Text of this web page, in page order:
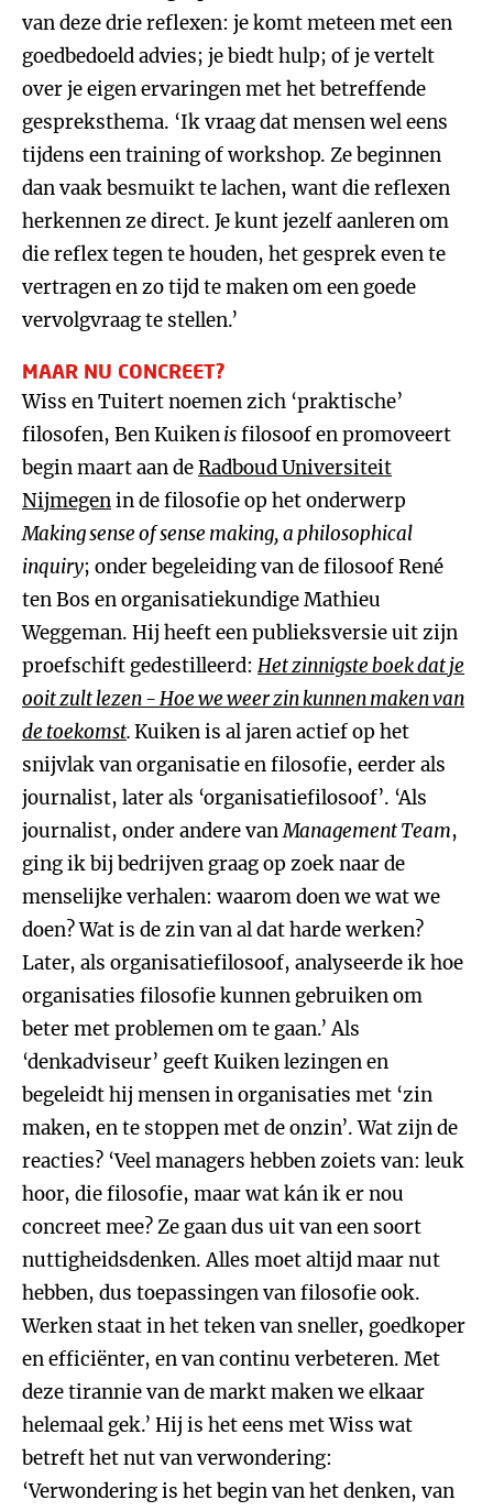
van deze drie reflexen: je komt meteen met een
goedbedoeld advies; je biedt hulp; of je vertelt
over je eigen ervaringen met het betreffende
gespreksthema. ‘Ik vraag dat mensen wel eens
tijdens een training of workshop. Ze beginnen
dan vaak besmuikt te lachen, want die reflexen
herkennen ze direct. Je kunt jezelf aanleren om
die reflex tegen te houden, het gesprek even te
vertragen en zo tijd te maken om een goede
vervolgvraag te stellen.’
MAAR NU CONCREET?
Wiss en Tuitert noemen zich ‘praktische’
filosofen, Ben Kuikenisfilosoof en promoveert
begin maart aan deRadboud Universiteit
Nijmegenin de filosofie op het onderwerp
Making sense of sense making, a philosophical
inquiry; onder begeleiding van de filosoof René
ten Bos en organisatiekundige Mathieu
Weggeman. Hij heeft een publieksversie uit zijn
proefschift gedestilleerd: Het zinnigste boek dat je
ooit zult lezen - Hoe we weer zin kunnen maken van
de toekomst.Kuiken is al jaren actief op het
snijvlak van organisatie en filosofie, eerder als
journalist, later als ‘organisatiefilosoof’. ‘Als
journalist, onder andere vanManagement Team,
ging ik bij bedrijven graag op zoek naar de
menselijke verhalen: waarom doen we wat we
doen? Wat is de zin van al dat harde werken?
Later, als organisatiefilosoof, analyseerde ik hoe
organisaties filosofie kunnen gebruiken om
beter met problemen om te gaan.’ Als
‘denkadviseur’ geeft Kuiken lezingen en
begeleidt hij mensen in organisaties met ‘zin
maken, en te stoppen met de onzin’. Wat zijn de
reacties? ‘Veel managers hebben zoiets van: leuk
hoor, die filosofie, maar wat kán ik er nou
concreet mee? Ze gaan dus uit van een soort
nuttigheidsdenken. Alles moet altijd maar nut
hebben, dus toepassingen van filosofie ook.
Werken staat in het teken van sneller, goedkoper
en efficiënter, en van continu verbeteren. Met
deze tirannie van de markt maken we elkaar
helemaal gek.’ Hij is het eens met Wiss wat
betreft het nut van verwondering:
‘Verwondering is het begin van het denken, van